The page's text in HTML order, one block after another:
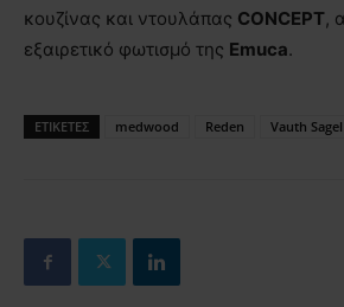
κουζίνας και ντουλάπας CONCEPT,
εξαιρετικό φωτισμό της Emuca.
ΕΤΙΚΕΤΕΣ medwood Reden Vauth Sagel